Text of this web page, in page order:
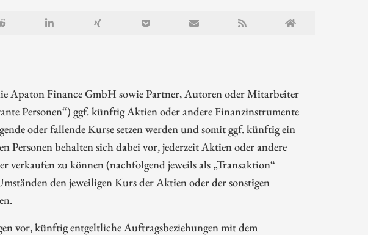
Apaton Finance GmbH sowie Partner, Autoren oder Mitarbeiter
Personen“) ggf. künftig Aktien oder andere Finanzinstrumente
oder fallende Kurse setzen werden und somit ggf. künftig ein
Personen behalten sich dabei vor, jederzeit Aktien oder andere
verkaufen zu können (nachfolgend jeweils als „Transaktion“
den jeweiligen Kurs der Aktien oder der sonstigen
vor, künftig entgeltliche Auftragsbeziehungen mit dem